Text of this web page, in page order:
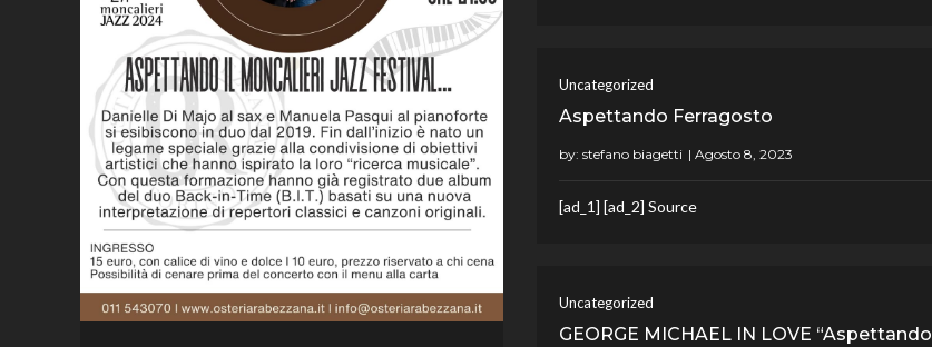
Uncategorized
Aspettando Ferragosto
by: stefano biagetti
[ad_1] [ad_2] Source
Uncategorized
GEORGE MICHAEL IN LOVE “Aspettando